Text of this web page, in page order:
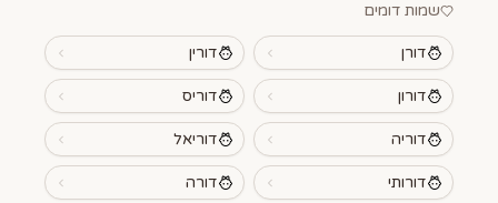
שמות דומים
דורן דורין
דורון דוריס
דוריה דוריאל
דורותי דורה